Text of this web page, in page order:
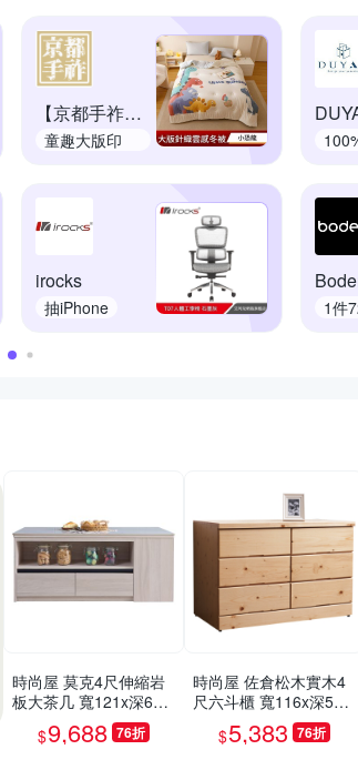
【京都手祚】日系
童趣大版印
irocks
抽iPhone 1件
時尚屋 莫克4尺伸縮岩
板大茶几 寬121x深60x
高52.6公分-台灣製/免
組裝/茶几
$9,688 76折
時尚屋 佐倉松木實木4
尺六斗櫃 寬116x深58x
高76cm
$5,383 76折